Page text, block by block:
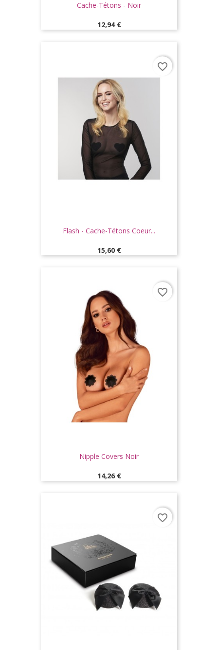
Cache-Tétons - Noir
Prix
12,94 €
Flash - Cache-Tétons Coeur...
Prix
15,60 €
favorite_border
Nipple Covers Noir
Prix
14,26 €
favorite_border
favorite_border